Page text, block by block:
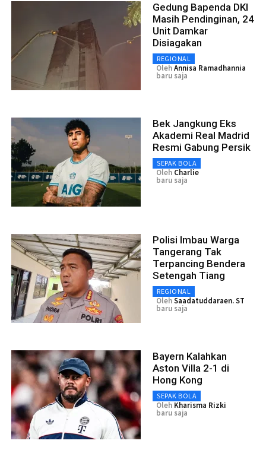
Gedung Bapenda DKI
Masih Pendinginan, 24
Unit Damkar
Disiagakan
REGIONAL
OlehAnnisa Ramadhannia
baru saja
Bek Jangkung Eks
Akademi Real Madrid
Resmi Gabung Persik
SEPAK BOLA
Oleh Charlie
baru saja
Polisi Imbau Warga
Tangerang Tak
Terpancing Bendera
Setengah Tiang
REGIONAL
OlehSaadatuddaraen. ST
baru saja
Bayern Kalahkan
Aston Villa 2-1 di
Hong Kong
SEPAK BOLA
Oleh Kharisma Rizki
baru saja